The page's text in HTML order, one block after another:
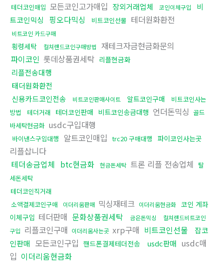
테더코인매입 모든코인고가매입 장외거래업체 코인이체구입
비
트코인믹싱
핑오다믹싱 비트코인선물 테더원화환전
비트코인 카드구매
횡령세탁 컬쳐랜드코인구매방법
재테크자금현금화문의
파이코인 롯데상품권세탁 리플현금화
리플전송대행
태더원화환전
신용카드코인전송
비트코인판매사이트 알트코인구매
비트코인사는
방법
테더거래 테더코인판매 비트코인송금대행 언더돈믹싱 골드
바세탁현금화 usdc구입대행
바이낸스구입대행 알트코인매입 trc20 구매대행 파이코인사는곳
리플삽니다
테더송금업체 btc현금화 현금돈세탁 트론 리플 전송업체
탈
세돈세탁
테더코인직거래
소액결제코인구매
이더리움판매 믹싱재테크 이더리움현금화 코인 계좌
이체구입 테더판매 문화상품권세탁 금은돈믹싱
컬쳐랜드비트코인
구입 리플코인구매 이더리움사는곳 xrp구매 비트코인선물
잡코
인판매 모든코인구입 핸드폰결제테더전송 usdc판매 usdc매
입 이더리움현금화